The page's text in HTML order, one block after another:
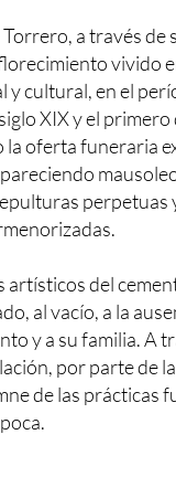
a través
vivido
y cultural, en el
XIX y el
la oferta funeraria
perpetuas
artísticos del
al vacío, a la
y a su familia. A
por parte de
de las prácticas